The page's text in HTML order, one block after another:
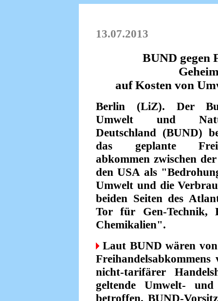
13.07.2013
BUND gegen
auf Kosten von
Berlin (LiZ). Der
Umwelt und
Deutschland (BUND)
das geplante
abkommen zwischen
den USA als
Umwelt und die
beiden Seiten des
Tor für Gen-Technik,
Chemikalien".
Laut BUND wären
nicht-tarifärer
geltende Umwelt-
betroffen. BUND-